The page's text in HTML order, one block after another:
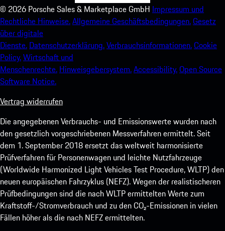
© 2026 Porsche Sales & Marketplace GmbH Impressum und
Rechtliche Hinweise.Allgemeine Geschäftsbedingungen.Gesetz
über digitale
Dienste. Datenschutzerklärung.Verbrauchsinformationen.Cookie
Policy.Wirtschaft und
Menschenrechte. Hinweisgebersystem.Accessibility.Open Source
Software Notice.
Vertrag widerrufen
Die angegebenen Verbrauchs- und Emissionswerte wurden nach
den gesetzlich vorgeschriebenen Messverfahren ermittelt. Seit
dem 1. September 2018 ersetzt das weltweit harmonisierte
Prüfverfahren für Personenwagen und leichte Nutzfahrzeuge
(Worldwide Harmonized Light Vehicles Test Procedure, WLTP) den
neuen europäischen Fahrzyklus (NEFZ). Wegen der realistischeren
Prüfbedingungen sind die nach WLTP ermittelten Werte zum
Kraftstoff-/Stromverbrauch und zu den CO₂-Emissionen in vielen
Fällen höher als die nach NEFZ ermittelten.